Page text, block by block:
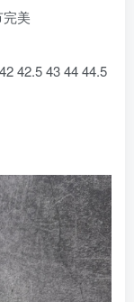
美
42.5 43 44 44.5